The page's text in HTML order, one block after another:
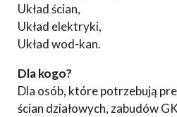
Układ ścian,
Układ elektryki,
Układ wod-kan.
Dla kogo?
Dla osób, które potrzebują
ścian działowych, zabudów